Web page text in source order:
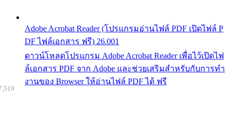
Adobe Acrobat Reader (โปรแกรมอ่านไฟล์ PDF เปิดไฟล์ P
DF ไฟล์เอกสาร ฟรี) 26.001
ดาวน์โหลดโปรแกรม Adobe Acrobat Reader เพื่อไว้เปิดไฟ
ล์เอกสาร PDF จาก Adobe และช่วยเสริมสำหรับกับการทำ
งานของ Browser ให้อ่านไฟล์ PDF ได้ ฟรี